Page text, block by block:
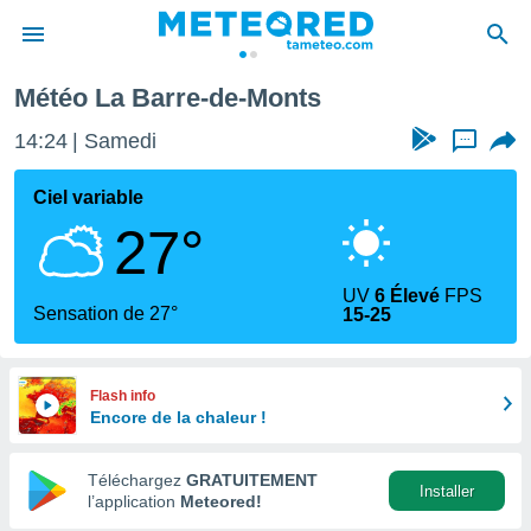
de
en
Météo La Barre-de-Monts
14:24 Samedi ...
Ciel variable
27°
Sensation de 27°
UV6 Élevé FPS
15-25
Flash info
Encore de la chaleur !
Téléchargez GRATUITEMENT
l’application Meteored!
Installer